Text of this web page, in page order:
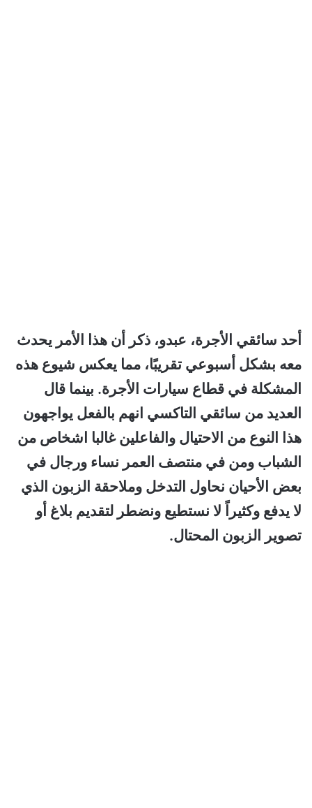
أحد سائقي الأجرة، عبدو، ذكر أن هذا الأمر يحدث
معه بشكل أسبوعي تقريبًا، مما يعكس شيوع هذه
المشكلة في قطاع سيارات الأجرة. بينما قال
العديد من سائقي التاكسي انهم بالفعل يواجهون
هذا النوع من الاحتيال والفاعلين غالبا اشخاص من
الشباب ومن في منتصف العمر نساء ورجال في
بعض الأحيان نحاول التدخل وملاحقة الزبون الذي
لا يدفع وكثيراً لا نستطيع ونضطر لتقديم بلاغ أو
تصوير الزبون المحتال.